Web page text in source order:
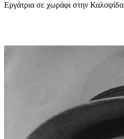
Εργάτρια σε χωράφι στην Καλοψίδα